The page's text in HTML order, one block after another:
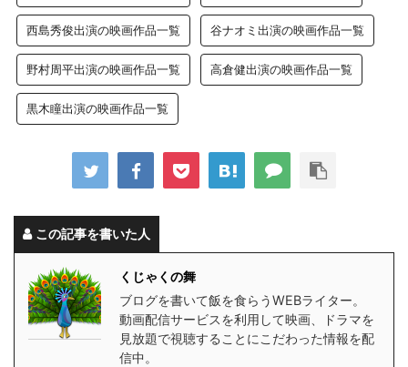
西島秀俊出演の映画作品一覧 谷ナオミ出演の映画作品一覧
野村周平出演の映画作品一覧 高倉健出演の映画作品一覧
黒木瞳出演の映画作品一覧
この記事を書いた人
くじゃくの舞
ブログを書いて飯を食らうWEBライター。
動画配信サービスを利用して映画、ドラマを
見放題で視聴することにこだわった情報を配
信中。